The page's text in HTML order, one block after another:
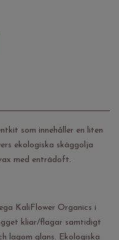
som innehåller en liten
ekologiska skäggolja
med enträdoft.
KaliFlower Organics i
kliar/flagar samtidigt
lagom glans. Ekologiska